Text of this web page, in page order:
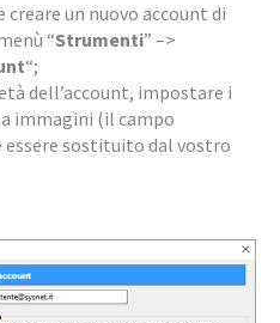
un nuovo account di
“Strumenti” –>
“;
dell’account, impostare i
immagini (il campo
essere sostituito dal vostro